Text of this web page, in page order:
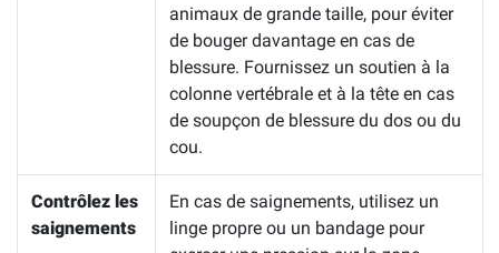
animaux de grande taille, pour éviter
de bouger davantage en cas de
blessure. Fournissez un soutien à la
colonne vertébrale et à la tête en cas
de soupçon de blessure du dos ou du
cou.
Contrôlez les
saignements
En cas de saignements, utilisez un
linge propre ou un bandage pour